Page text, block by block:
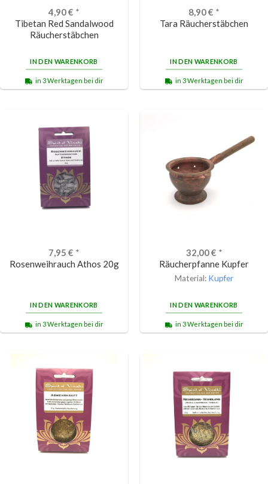
4,90€ *
Tibetan Red Sandalwood
Räucherstäbchen
IN DEN WARENKORB
in 3 Werktagen bei dir
8,90€ *
Tara Räucherstäbchen
IN DEN WARENKORB
in 3 Werktagen bei dir
7,95 € *
Rosenweihrauch Athos 20g
IN DEN WARENKORB
in 3 Werktagen bei dir
32,00€ *
Räucherpfanne Kupfer
Material: Kupfer
IN DEN WARENKORB
in 3 Werktagen bei dir